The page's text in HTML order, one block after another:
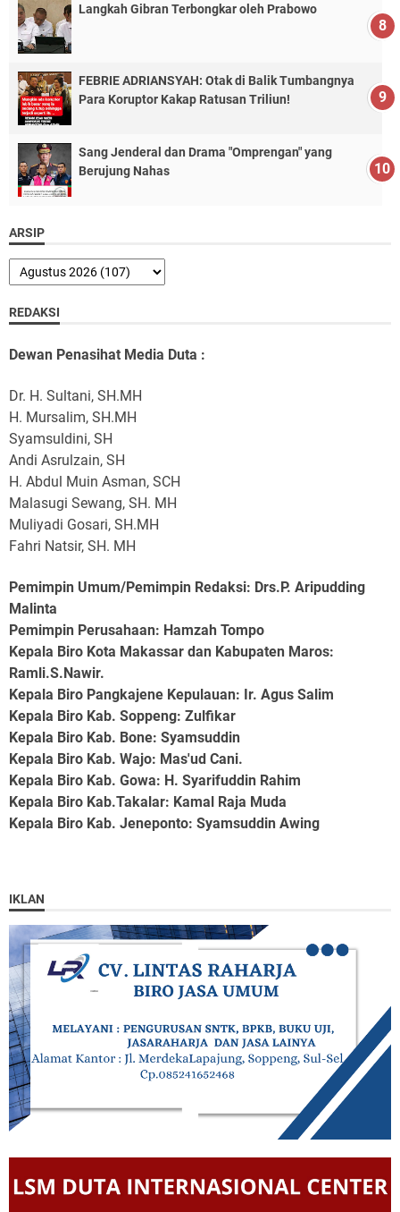
Langkah Gibran Terbongkar oleh Prabowo
FEBRIE ADRIANSYAH: Otak di Balik Tumbangnya
Para Koruptor Kakap Ratusan Triliun!
Sang Jenderal dan Drama "Omprengan" yang
Berujung Nahas
ARSIP
REDAKSI
Dewan Penasihat Media Duta :
Dr. H. Sultani, SH.MH
H. Mursalim, SH.MH
Syamsuldini, SH
Andi Asrulzain, SH
H. Abdul Muin Asman, SCH
Malasugi Sewang, SH. MH
Muliyadi Gosari, SH.MH
Fahri Natsir, SH. MH
Pemimpin Umum/Pemimpin Redaksi: Drs.P. Aripudding
Malinta
Pemimpin Perusahaan: Hamzah Tompo
Kepala Biro Kota Makassar dan Kabupaten Maros:
Ramli.S.Nawir.
Kepala Biro Pangkajene Kepulauan: Ir. Agus Salim
Kepala Biro Kab. Soppeng: Zulfikar
Kepala Biro Kab. Bone: Syamsuddin
Kepala Biro Kab. Wajo: Mas'ud Cani.
Kepala Biro Kab. Gowa: H. Syarifuddin Rahim
Kepala Biro Kab.Takalar: Kamal Raja Muda
Kepala Biro Kab. Jeneponto: Syamsuddin Awing
IKLAN